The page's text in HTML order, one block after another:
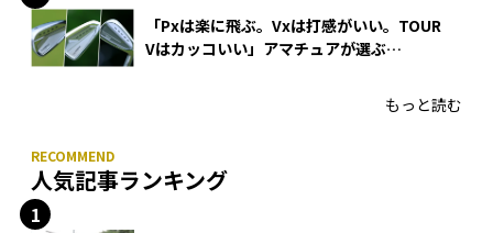
「Pxは楽に飛ぶ。Vxは打感がいい。TOUR
Vはカッコいい」アマチュアが選ぶ
もっと読む
人気記事ランキング